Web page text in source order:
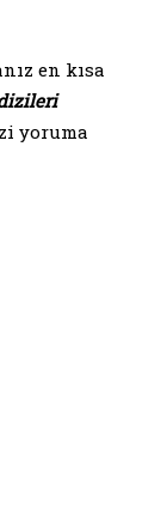
en kısa
yoruma